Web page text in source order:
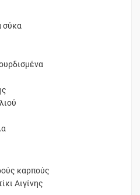
σύκα
καρπούς
Αιγίνης